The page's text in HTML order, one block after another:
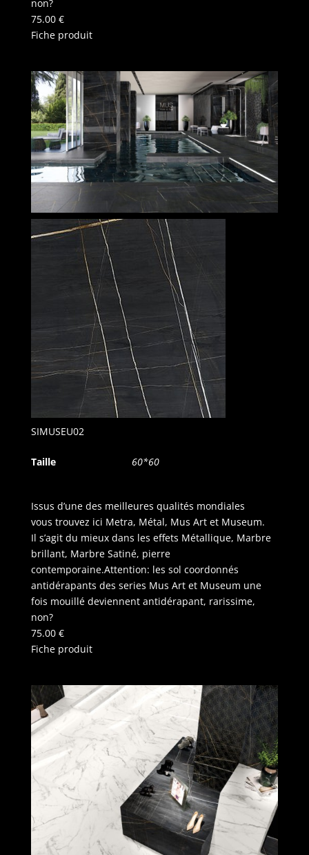
non?
75.00 €
Fiche produit
SIMUSEU02
Taille 60*60
Issus d’une des meilleures qualités mondiales
vous trouvez ici Metra, Métal, Mus Art et Museum.
Il s’agit du mieux dans les effets Métallique, Marbre
brillant, Marbre Satiné, pierre
contemporaine.Attention: les sol coordonnés
antidérapants des series Mus Art et Museum une
fois mouillé deviennent antidérapant, rarissime,
non?
75.00 €
Fiche produit